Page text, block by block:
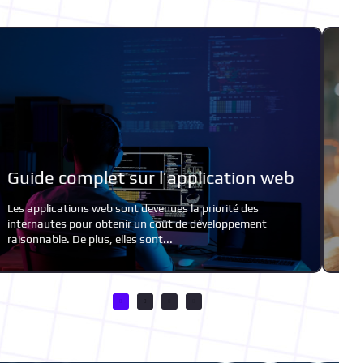
Les differents types d’applications
web
Le développement d'applications web permet d'utiliser
des projets web en tant qu’app mobile. Les applis Web
communiquent avec les usagers...